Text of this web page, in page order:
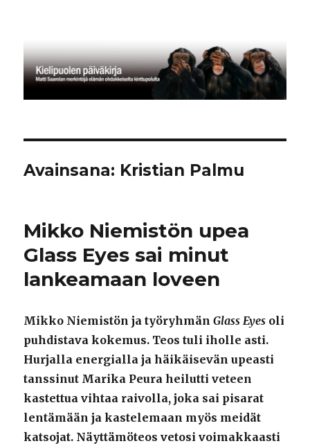
Avainsana: Kristian Palmu
Mikko Niemistön upea
Glass Eyes sai minut
lankeamaan loveen
Mikko Niemistön ja työryhmänGlass Eyes oli
puhdistava kokemus. Teos tuli iholle asti.
Hurjalla energialla ja häikäisevän upeasti
tanssinut Marika Peura heilutti veteen
kastettua vihtaa raivolla, joka sai pisarat
lentämään ja kastelemaan myös meidät
katsojat. Näyttämöteos vetosi voimakkaasti